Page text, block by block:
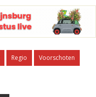
Regio
Voorschoten